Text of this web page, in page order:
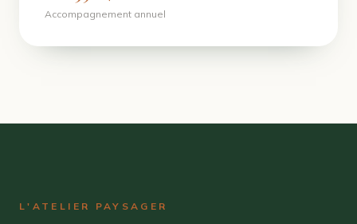
Accompagnement annuel
L'ATELIER PAYSAGER